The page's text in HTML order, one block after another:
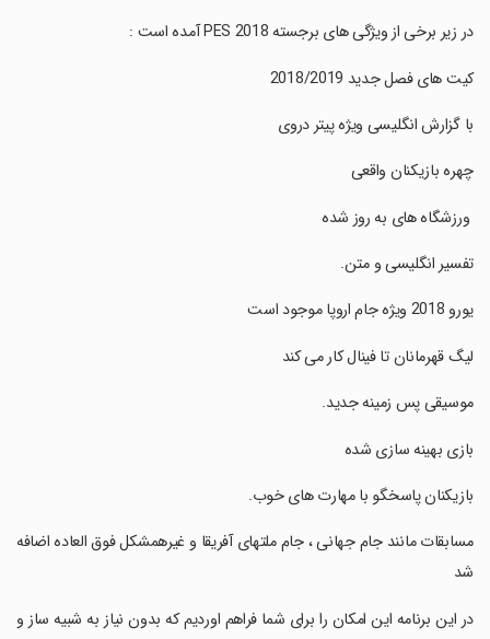
‏در زیر برخی از ویژگی های برجسته PES 2018 آمده است :
‏کیت های فصل جدید 2018/2019
‏با گزارش انگلیسی ویژه پیتر دروی
‏چهره بازیکنان واقعی
‏ ورزشگاه های به روز شده
‏تفسیر انگلیسی و متن.
‏یورو 2018 ویژه جام اروپا موجود است
‏لیگ قهرمانان تا فینال کار می کند
‏موسیقی پس زمینه جدید.
‏بازی بهینه سازی شده
‏بازیکنان پاسخگو با مهارت های خوب.
‏مسابقات مانند جام جهانی ، جام ملتهای آفریقا و غیرهمشکل فوق العاده اضافه
شد
‏در این برنامه این امکان را برای شما فراهم اوردیم که بدون نیاز به شبیه ساز و